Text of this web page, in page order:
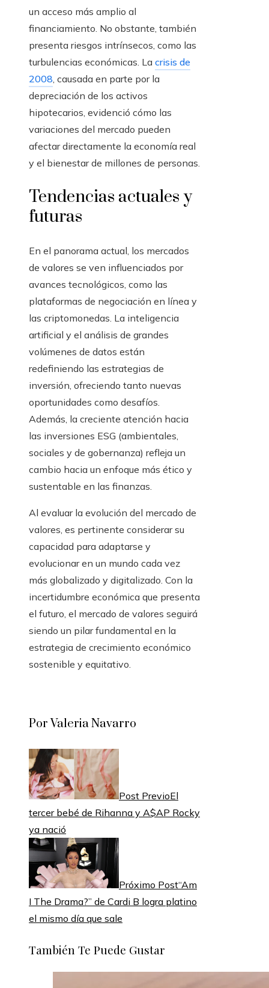
un acceso más amplio al
financiamiento. No obstante, también
presenta riesgos intrínsecos, como las
turbulencias económicas. La crisis de
2008, causada en parte por la
depreciación de los activos
hipotecarios, evidenció cómo las
variaciones del mercado pueden
afectar directamente la economía real
y el bienestar de millones de personas.
Tendencias actuales y
futuras
En el panorama actual, los mercados
de valores se ven influenciados por
avances tecnológicos, como las
plataformas de negociación en línea y
las criptomonedas. La inteligencia
artificial y el análisis de grandes
volúmenes de datos están
redefiniendo las estrategias de
inversión, ofreciendo tanto nuevas
oportunidades como desafíos.
Además, la creciente atención hacia
las inversiones ESG (ambientales,
sociales y de gobernanza) refleja un
cambio hacia un enfoque más ético y
sustentable en las finanzas.
Al evaluar la evolución del mercado de
valores, es pertinente considerar su
capacidad para adaptarse y
evolucionar en un mundo cada vez
más globalizado y digitalizado. Con la
incertidumbre económica que presenta
el futuro, el mercado de valores seguirá
siendo un pilar fundamental en la
estrategia de crecimiento económico
sostenible y equitativo.
Por Valeria Navarro
Post PrevioEl
tercer bebé de Rihanna y A$AP Rocky
ya nació
Próximo Post“Am
I The Drama?” de Cardi B logra platino
el mismo día que sale
También Te Puede Gustar